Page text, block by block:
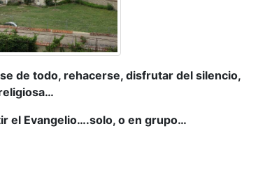
de todo, rehacerse, disfrutar del silencio,
el Evangelio….solo, o en grupo…